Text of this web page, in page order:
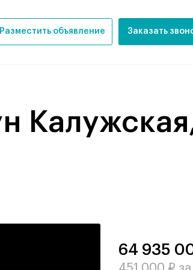
Разместить объявление Заказать
64 935